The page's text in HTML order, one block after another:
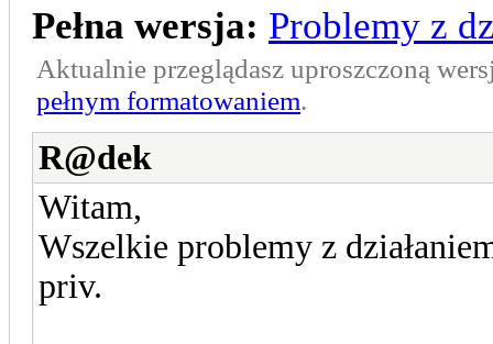
Pełna wersja: Problemy z
Aktualnie przeglądasz uproszczoną
pełnym formatowaniem.
R@dek
Witam,
Wszelkie problemy z
priv.